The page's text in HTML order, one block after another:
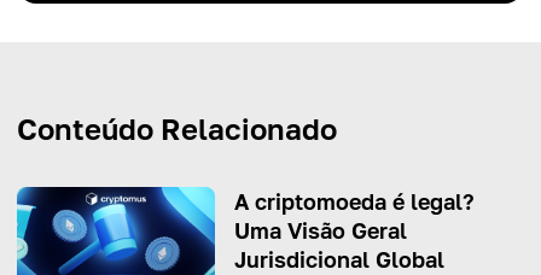
Conteúdo Relacionado
A criptomoeda é legal?
Uma Visão Geral
Jurisdicional Global